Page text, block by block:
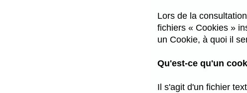
Lors de la
fichiers « Cookies »
un Cookie, à quoi il
Qu'est-ce qu'un
Il s'agit d'un fichier